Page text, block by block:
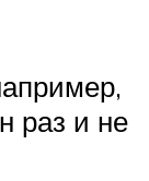
раз и не